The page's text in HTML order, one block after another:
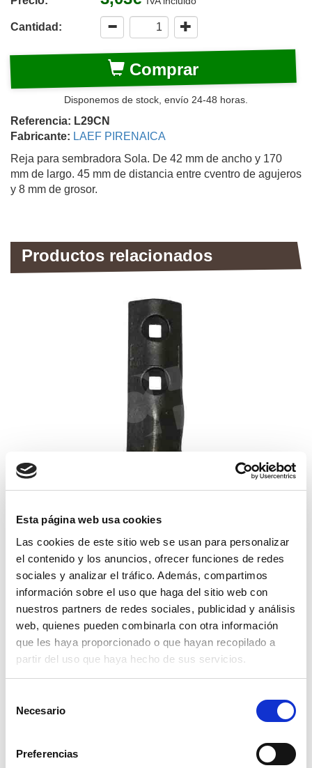
Esta página web usa cookies
Las cookies de este sitio web se usan para personalizar
el contenido y los anuncios, ofrecer funciones de redes
sociales y analizar el tráfico. Además, compartimos
información sobre el uso que haga del sitio web con
nuestros partners de redes sociales, publicidad y análisis
web, quienes pueden combinarla con otra información
que les haya proporcionado o que hayan recopilado a
partir del uso que haya hecho de sus servicios.
Necesario
Preferencias
Cantidad:
Comprar
Disponemos de stock, envío 24-48 horas.
Referencia: L29CN
Fabricante: LAEF PIRENAICA
Reja para sembradora Sola. De 42 mm de ancho y 170
mm de largo. 45 mm de distancia entre cventro de agujeros
y 8 mm de grosor.
Productos relacionados
reja de sembradora sola tungsteno
26,29€ comprar